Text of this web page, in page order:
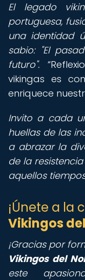
El legado
portuguesa,
una identidad
sabio: "El
futuro".
vikingas es
enriquece
Invito a cada
huellas de las
a abrazar la
de la
aquellos
¡Únete a la
Vikingos
¡Gracias por
Vikingos del
este